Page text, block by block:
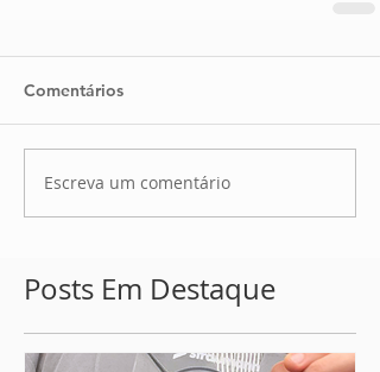
Comentários
Escreva um comentário
Posts Em Destaque